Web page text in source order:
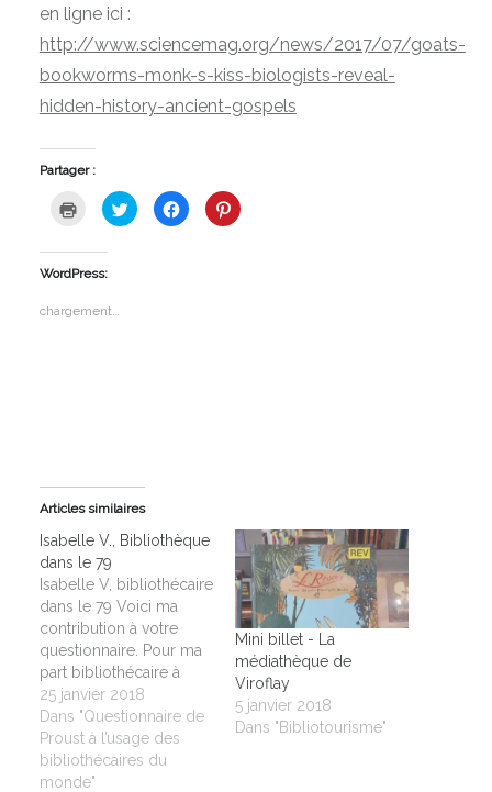
en ligne ici :
http://www.sciencemag.org/news/2017/07/goats-
bookworms-monk-s-kiss-biologists-reveal-
hidden-history-ancient-gospels
Partager :
Cliquer
pour
imprimer(ouvre
une
nouvelle
fenêtre)
Cliquez
pour
partager
Cliquez
pour
partager
Cliquez
pour
WordPress:
chargement…
Articles similaires
Isabelle V., Bibliothèque
dans le 79
Isabelle V, bibliothécaire
dans le 79 Voici ma
contribution à votre
questionnaire. Pour ma
part bibliothécaire à
multiples missions
(régisseur, responsable
une médiathèque de
quartier 1 journée 1/2
par semaine + accueils,
25 janvier 2018
Dans "Questionnaire de
Proust à l’usage des
bibliothécaires du
monde"
Mini billet - La
médiathèque de
Viroflay
5 janvier 2018
Dans "Bibliotourisme"